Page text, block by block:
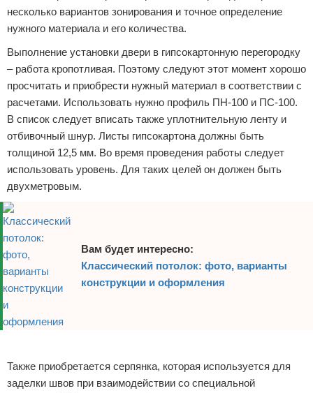
несколько вариантов зонирования и точное определение
нужного материала и его количества.
Выполнение установки двери в гипсокартонную перегородку
– работа кропотливая. Поэтому следуют этот момент хорошо
просчитать и приобрести нужный материал в соответствии с
расчетами. Использовать нужно профиль ПН-100 и ПС-100.
В список следует вписать также уплотнительную ленту и
отбивочный шнур. Листы гипсокартона должны быть
толщиной 12,5 мм. Во время проведения работы следует
использовать уровень. Для таких целей он должен быть
двухметровым.
Вам будет интересно:
Классический потолок: фото, варианты
конструкции и оформления
Также приобретается серпянка, которая используется для
заделки швов при взаимодействии со специальной